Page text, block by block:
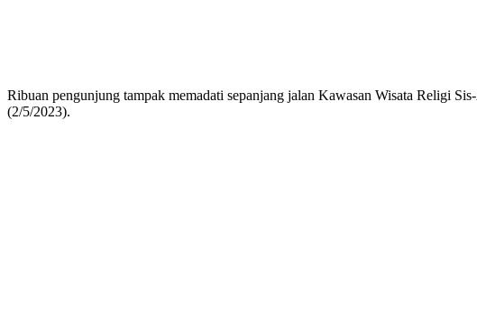
Ribuan pengunjung tampak memadati sepanjang jalan Kawasan Wisata Religi
(2/5/2023).